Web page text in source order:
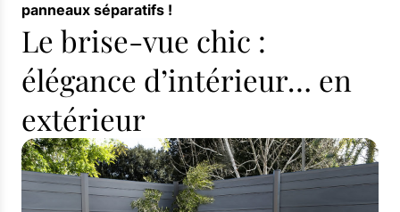
panneaux séparatifs !
Le brise-vue chic :
élégance d’intérieur… en
extérieur